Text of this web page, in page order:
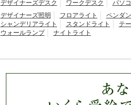
デザイナーズデスク ワークデスク パソ
デザイナーズ照明 フロアライト
ペンダ
シャンデリアライト
スタンドライト
テ
ウォールランプ
ナイトライト